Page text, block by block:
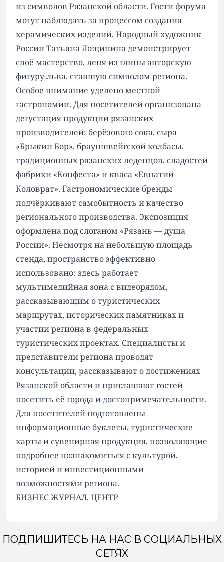
из символов Рязанской области. Гости форума
могут наблюдать за процессом создания
керамических изделий. Народный художник
России Татьяна Лощинина демонстрирует
своё мастерство, лепя из глины авторскую
фигуру льва, ставшую символом региона.
Особое внимание уделено местной
гастрономии. Для посетителей организована
дегустация продукции рязанских
производителей: берёзового сока, сыра
«Брыкин Бор», брауншвейгской колбасы,
традиционных рязанских леденцов, сладостей
фабрики «Конфеста» и кваса «Евпатий
Коловрат». Гастрономические бренды
подчёркивают самобытность и качество
регионального производства. Экспозиция
оформлена под слоганом «Рязань — душа
России». Несмотря на небольшую площадь
стенда, пространство эффективно
использовано: здесь работает
мультимедийная зона с видеорядом,
рассказывающим о туристических
маршрутах, исторических памятниках и
участии региона в федеральных
туристических проектах. Специалисты и
представители региона проводят
консультации, рассказывают о достижениях
Рязанской области и приглашают гостей
посетить её города и достопримечательности.
Для посетителей подготовлены
информационные буклеты, туристические
карты и сувенирная продукция, позволяющие
подробнее познакомиться с культурой,
историей и инвестиционными
возможностями региона.
БИЗНЕС ЖУРНАЛ. ЦЕНТР
ПОДПИШИТЕСЬ НА НАС В СОЦИАЛЬНЫХ
СЕТЯХ